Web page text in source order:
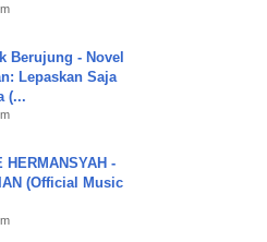
Berujung - Novel
Lepaskan Saja
(...
HERMANSYAH -
(Official Music